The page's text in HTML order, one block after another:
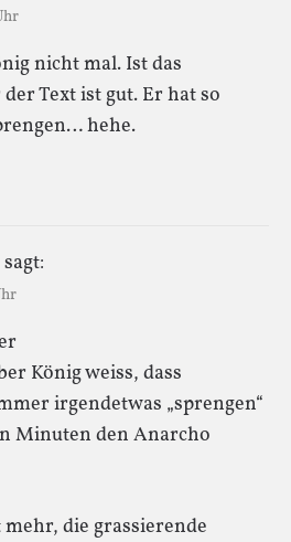
nicht mal. Ist das
Text ist gut. Er hat so
hehe.
sagt:
König weiss, dass
irgendetwas „sprengen“
Minuten den Anarcho
die grassierende